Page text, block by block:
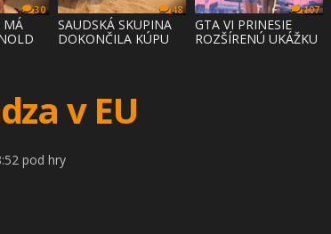
30
MÁ
48
SAUDSKÁ SKUPINA
DOKONČILA KÚPU
107
GTA VI PRINESIE
ROZŠÍRENÚ UKÁŽKU
v EU
pod hry